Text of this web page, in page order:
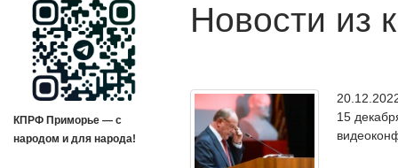
КПРФ Приморье — с
народом и для народа!
Новости из
15